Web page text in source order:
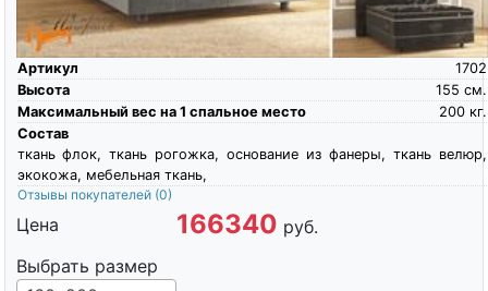
Артикул
1702
Высота
см.
155
Максимальный вес на 1 спальное место
кг.
200
Состав
ткань флок, ткань рогожка, основание из фанеры, ткань велюр,
экокожа, мебельная ткань,
Отзывы покупателей (0)
Цена 166340 руб.
Выбрать размер